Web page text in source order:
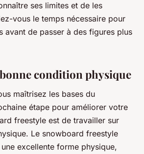
ses limites et de les
vous le temps nécessaire pour
avant de passer à des figures plus
condition physique
maîtrisez les bases du
étape pour améliorer votre
freestyle est de travailler sur
Le snowboard freestyle
excellente forme physique,